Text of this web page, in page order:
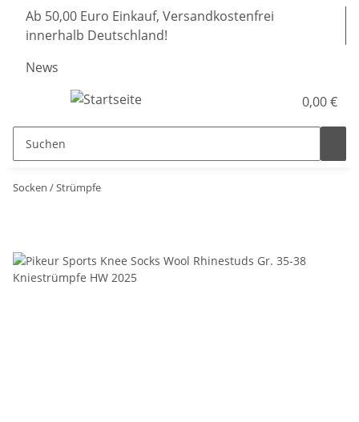
Ab 50,00 Euro Einkauf, Versandkostenfrei
innerhalb Deutschland!
News
0,00 €
Socken / Strümpfe